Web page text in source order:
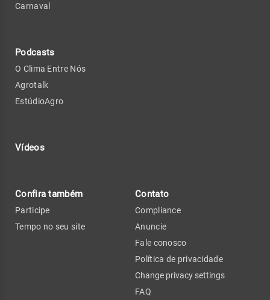
Carnaval
Podcasts
O Clima Entre Nós
Agrotalk
EstúdioAgro
Vídeos
Confira também
Participe
Tempo no seu site
Contato
Compliance
Anuncie
Fale conosco
Política de privacidade
Change privacy settings
FAQ